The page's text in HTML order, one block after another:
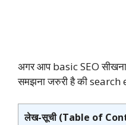
अगर आप basic SEO
समझना जरुरी है की
लेख-सूची (Table of